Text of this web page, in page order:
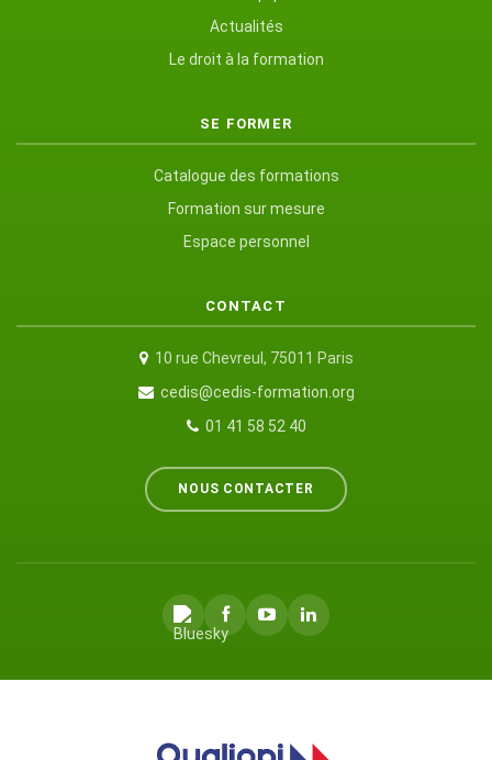
Actualités
Le droit à la formation
SE FORMER
Catalogue des formations
Formation sur mesure
Espace personnel
CONTACT
10 rue Chevreul, 75011 Paris
cedis@cedis-formation.org
01 41 58 52 40
NOUS CONTACTER